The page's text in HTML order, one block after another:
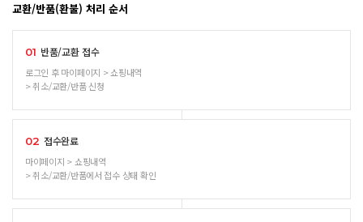
교환/반품(환불) 처리 순서
01 반품/교환 접수
로그인 후 마이페이지 > 쇼핑내역
> 취소/교환/반품 신청
02 접수완료
마이페이지 > 쇼핑내역
> 취소/교환/반품에서 접수 상태 확인